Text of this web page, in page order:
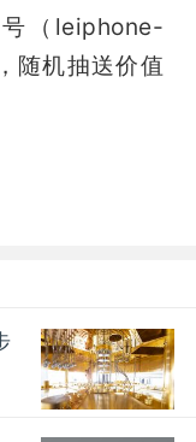
（leiphone-
随机抽送价值